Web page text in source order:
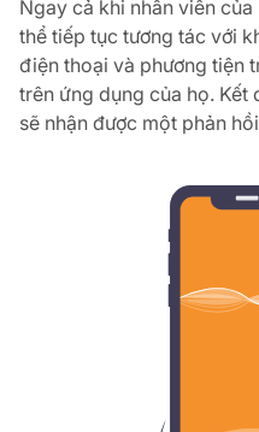
Ngay cả khi nhân viên
thể tiếp tục tương tác với
điện thoại và phương tiện
trên ứng dụng của họ. Kết
sẽ nhận được một phản